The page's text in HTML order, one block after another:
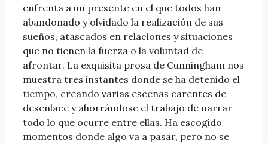
enfrenta a un presente en el que todos han
abandonado y olvidado la realización de sus
sueños, atascados en relaciones y situaciones
que no tienen la fuerza o la voluntad de
afrontar. La exquisita prosa de Cunningham nos
muestra tres instantes donde se ha detenido el
tiempo, creando varias escenas carentes de
desenlace y ahorrándose el trabajo de narrar
todo lo que ocurre entre ellas. Ha escogido
momentos donde algo va a pasar, pero no se